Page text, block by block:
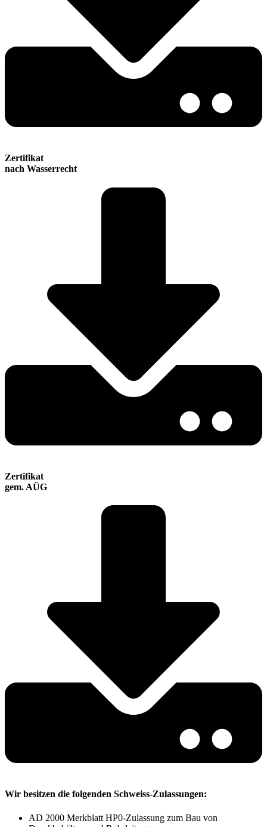
Zertifikat
nach Wasserrecht
Zertifikat
gem. AÜG
Wir besitzen die folgenden Schweiss-Zulassungen:
AD 2000 Merkblatt HP0-Zulassung zum Bau von